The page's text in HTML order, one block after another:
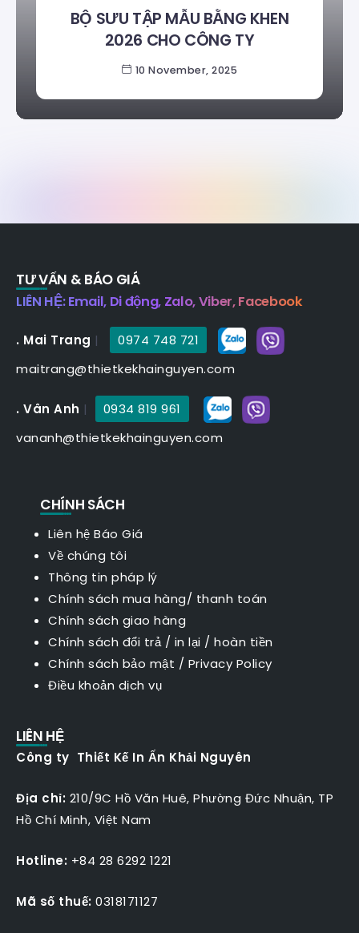
BỘ SƯU TẬP MẪU BẰNG KHEN
2026 CHO CÔNG TY
10 November, 2025
TƯ VẤN & BÁO GIÁ
LIÊN HỆ: Email, Di động, Zalo, Viber, Facebook
. Mai Trang |
0974 748 721
maitrang@thietkekhainguyen.com
. Vân Anh |
0934 819 961
vananh@thietkekhainguyen.com
CHÍNH SÁCH
Liên hệ Báo Giá
Về chúng tôi
Thông tin pháp lý
Chính sách mua hàng/ thanh toán
Chính sách giao hàng
Chính sách đổi trả / in lại / hoàn tiền
Chính sách bảo mật / Privacy Policy
Điều khoản dịch vụ
LIÊN HỆ
Công ty Thiết Kế In Ấn Khải Nguyên
Địa chỉ: 210/9C Hồ Văn Huê, Phường Đức Nhuận, TP
Hồ Chí Minh, Việt Nam
Hotline: +84 28 6292 1221
Mã số thuế: 0318171127